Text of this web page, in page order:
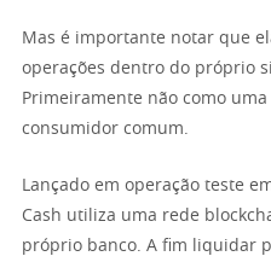
Mas é importante notar que
operações dentro do próprio
Primeiramente não como
consumidor comum.
Lançado em operação teste
Cash utiliza uma rede
próprio banco. A fim liquidar